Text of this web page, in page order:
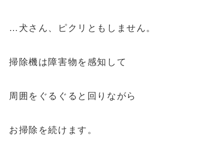
…犬さん、ピクリともしません。
掃除機は障害物を感知して
周囲をぐるぐると回りながら
お掃除を続けます。